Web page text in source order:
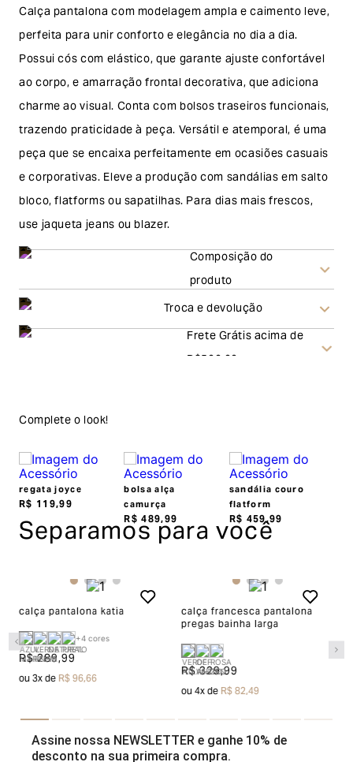
Calça pantalona com modelagem ampla e caimento leve,
perfeita para unir conforto e elegância no dia a dia.
Possui cós com elástico, que garante ajuste confortável
ao corpo, e amarração frontal decorativa, que adiciona
charme ao visual. Conta com bolsos traseiros funcionais,
trazendo praticidade à peça. Versátil e atemporal, é uma
peça que se encaixa perfeitamente em ocasiões casuais
e corporativas. Eleve a produção com sandálias em salto
bloco, flatforms ou sapatilhas. Para dias mais frescos,
use jaqueta jeans ou blazer.
Composição do
produto
Troca e devolução
dias corridos, a contar do recebimento do produto. Ao
escolher a modalidade troca, no final do processo de
envio do produto e conferência interna por parte da
Garage, você receberá um vale no valor
correspondente a(s) peça(s) aprovada(s) para efetuar
uma nova compra pelo site.
ser trocadas em uma de nossas lojas físicas, basta
apresentar o produto devidamente etiquetado junto a
nota fiscal.
Para acessar o troque fácil,
clique aqui
O início do processo de devolução deve ser feito em
Frete Grátis acima de
R$500,00
Complete o look!
regata joyce
R$ 119,99
bolsa alça
camurça
R$ 489,99
sandália couro
flatform
R$ 459,99
Separamos para você
calça pantalona katia
+4cores
R$ 289,99
ou3x deR$ 96,66
calça francesca pantalona
pregas bainha larga
R$ 329,99
ou4x deR$ 82,49
Assine nossa NEWSLETTER e ganhe 10% de
desconto na sua primeira compra.